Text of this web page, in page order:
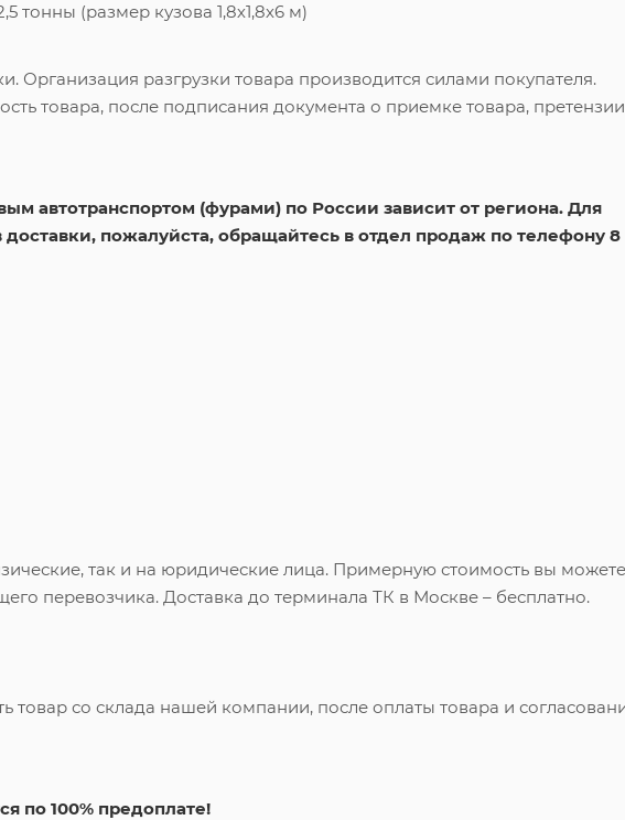
тонны (размер кузова 1,8х1,8х6 м)
Организация разгрузки товара производится силами покупателя.
товара, после подписания документа о приемке товара,
автотранспортом (фурами) по России зависит от региона. Для
доставки, пожалуйста, обращайтесь в отдел продаж по телефону 8
так и на юридические лица. Примерную стоимость вы можете
перевозчика. Доставка до терминала ТК в Москве – бесплатно.
товар со склада нашей компании, после оплаты товара и
по 100% предоплате!